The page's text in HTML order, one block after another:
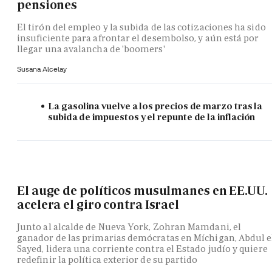
pensiones
El tirón del empleo y la subida de las cotizaciones ha sido
insuficiente para afrontar el desembolso, y aún está por
llegar una avalancha de 'boomers'
Susana Alcelay
La gasolina vuelve a los precios de marzo tras la
subida de impuestos y el repunte de la inflación
El auge de políticos musulmanes en EE.UU.
acelera el giro contra Israel
Junto al alcalde de Nueva York, Zohran Mamdani, el
ganador de las primarias demócratas en Míchigan, Abdul
Sayed, lidera una corriente contra el Estado judío y quiere
redefinir la política exterior de su partido